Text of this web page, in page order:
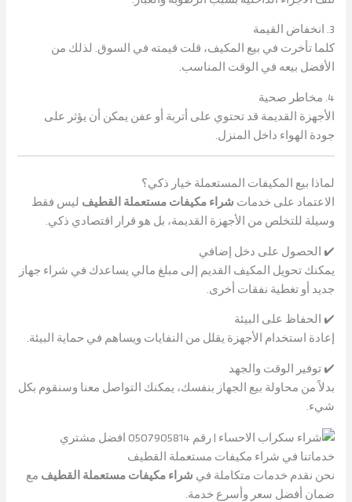
3. انخفاض القيمة
كلما تأخرت في بيع المكيف، قلت قيمته في السوق. لذلك من
الأفضل بيعه في الوقت المناسب.
4. مخاطر صحية
الأجهزة القديمة قد تحتوي على أتربة أو عفن يمكن أن يؤثر على
جودة الهواء داخل المنزل.
لماذا بيع المكيفات المستعملة خيار ذكي؟
الاعتماد على خدمات شراء مكيفات مستعملة القطيف ليس فقط
وسيلة للتخلص من الأجهزة القديمة، بل هو قرار اقتصادي ذكي.
✔️ الحصول على دخل إضافي
يمكنك تحويل المكيف القديم إلى مبلغ مالي يساعدك في شراء جهاز
جديد أو تغطية نفقات أخرى.
✔️ الحفاظ على البيئة
إعادة استخدام الأجهزة يقلل من النفايات ويساهم في حماية البيئة.
✔️ توفير الوقت والجهد
بدلاً من محاولة بيع الجهاز بنفسك، يمكنك التواصل معنا وسنقوم بكل
شيء.
خدماتنا في شراء مكيفات مستعملة القطيف
نحن نقدم خدمات متكاملة في شراء مكيفات مستعملة القطيف مع
ضمان أفضل سعر وأسرع خدمة.